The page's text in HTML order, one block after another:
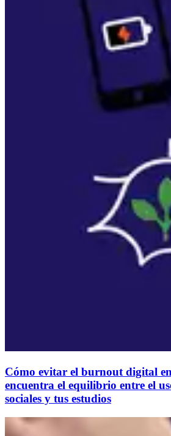
Cómo evitar el burnout digital
encuentra el equilibrio entre el
sociales y tus estudios